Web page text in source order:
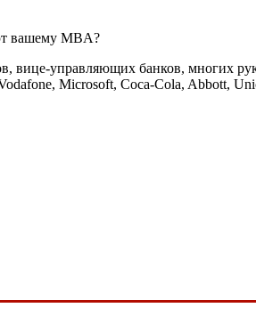
вашему MBA?
вице-управляющих банков, многих
Microsoft, Coca-Cola, Abbott,